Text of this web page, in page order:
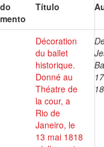
Título
Décoration
du ballet
historique.
Donné au
Théatre de
la cour, a
Rio de
Janeiro, le
13 mai 1818